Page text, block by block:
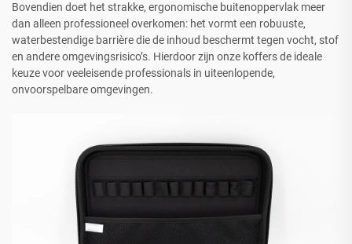
Bovendien doet het strakke, ergonomische buitenoppervlak meer
dan alleen professioneel overkomen: het vormt een robuuste,
waterbestendige barrière die de inhoud beschermt tegen vocht, stof
en andere omgevingsrisico’s. Hierdoor zijn onze koffers de ideale
keuze voor veeleisende professionals in uiteenlopende,
onvoorspelbare omgevingen.